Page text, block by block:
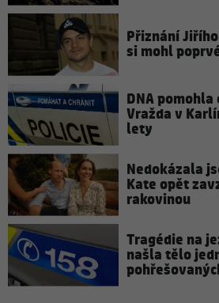
Přiznání
si mohl
DNA
Vražda v
lety
Nedokázala
Kate opět
rakovinou
Tragédie na
našla tělo